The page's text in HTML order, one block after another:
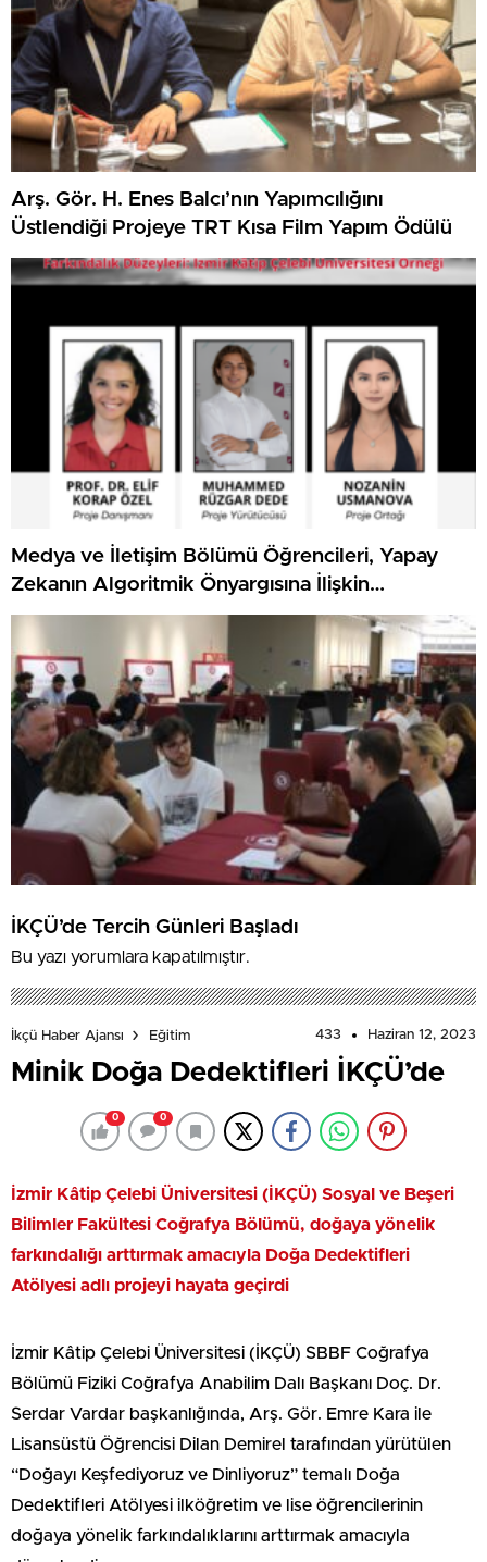
Arş. Gör. H. Enes Balcı’nın Yapımcılığını
Üstlendiği Projeye TRT Kısa Film Yapım Ödülü
Medya ve İletişim Bölümü Öğrencileri, Yapay
Zekanın Algoritmik Önyargısına İlişkin
Farkındalık Düzeylerini Araştıracak
İKÇÜ’de Tercih Günleri Başladı
Bu yazı yorumlara kapatılmıştır.
İkçü Haber Ajansı Eğitim 433 Haziran 12, 2023
Minik Doğa Dedektifleri İKÇÜ’de
0 0
İzmir Kâtip Çelebi Üniversitesi (İKÇÜ) Sosyal ve Beşeri
Bilimler Fakültesi Coğrafya Bölümü, doğaya yönelik
farkındalığı arttırmak amacıyla Doğa Dedektifleri
Atölyesi adlı projeyi hayata geçirdi
İzmir Kâtip Çelebi Üniversitesi (İKÇÜ) SBBF Coğrafya
Bölümü Fiziki Coğrafya Anabilim Dalı Başkanı Doç. Dr.
Serdar Vardar başkanlığında, Arş. Gör. Emre Kara ile
Lisansüstü Öğrencisi Dilan Demirel tarafından yürütülen
“Doğayı Keşfediyoruz ve Dinliyoruz” temalı Doğa
Dedektifleri Atölyesi ilköğretim ve lise öğrencilerinin
doğaya yönelik farkındalıklarını arttırmak amacıyla